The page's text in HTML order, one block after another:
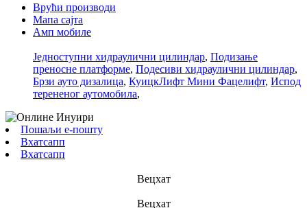
Врући производи
Мапа сајта
Амп мобиле
Једноступни хидраулични цилиндар, Подизање
преносне платформе, Подесиви хидраулични цилиндар,
Брзи ауто дизалица, КуицкЛифт Мини Фацелифт, Испод
терененог аутомобила,
Пошаљи е-пошту
Вхатсапп
Вхатсапп
Вецхат
Вецхат